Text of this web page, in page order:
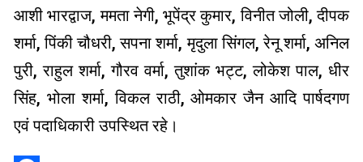
आशी भारद्वाज, ममता नेगी, भूपेंद्र कुमार, विनीत जोली, दीपक
शर्मा, पिंकी चौधरी, सपना शर्मा, मृदुला सिंगल, रेनू शर्मा, अनिल
पुरी, राहुल शर्मा, गौरव वर्मा, तुशांक भट्ट, लोकेश पाल, धीर
सिंह, भोला शर्मा, विकल राठी, ओमकार जैन आदि पार्षदगण
एवं पदाधिकारी उपस्थित रहे।